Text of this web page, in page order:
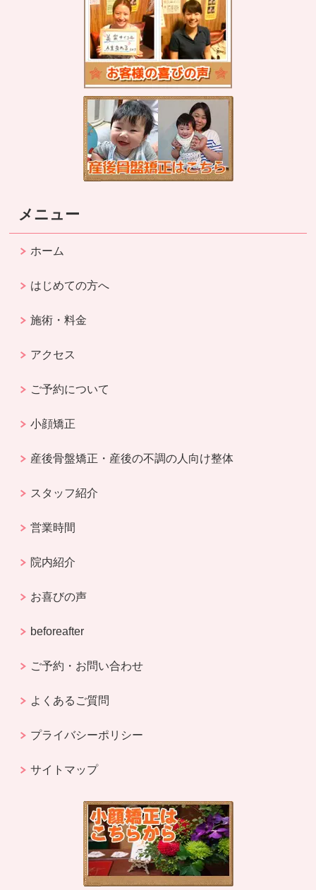
メニュー
ホーム
はじめての方へ
施術・料金
アクセス
ご予約について
小顔矯正
産後骨盤矯正・産後の不調の人向け整体
スタッフ紹介
営業時間
院内紹介
お喜びの声
beforeafter
ご予約・お問い合わせ
よくあるご質問
プライバシーポリシー
サイトマップ